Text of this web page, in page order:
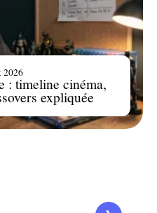
: timeline cinéma,
expliquée
2026